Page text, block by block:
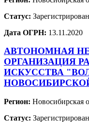
Статус:
Дата ОГРН: 13.11.2020
АВТОНОМНАЯ
ОРГАНИЗАЦИЯ
ИСКУССТВА
Регион: Новосибирская
Статус: